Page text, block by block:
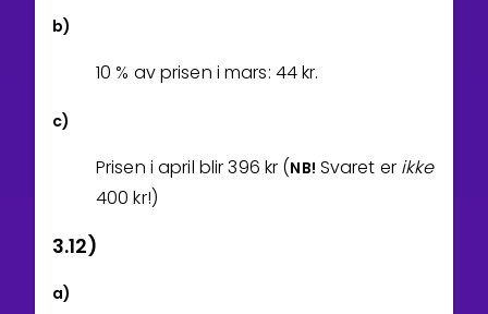
b)
10 % av prisen i mars: 44kr.
c)
Prisen i april blir396 kr (NB! Svaret er ikke
400 kr!)
3.12)
a)